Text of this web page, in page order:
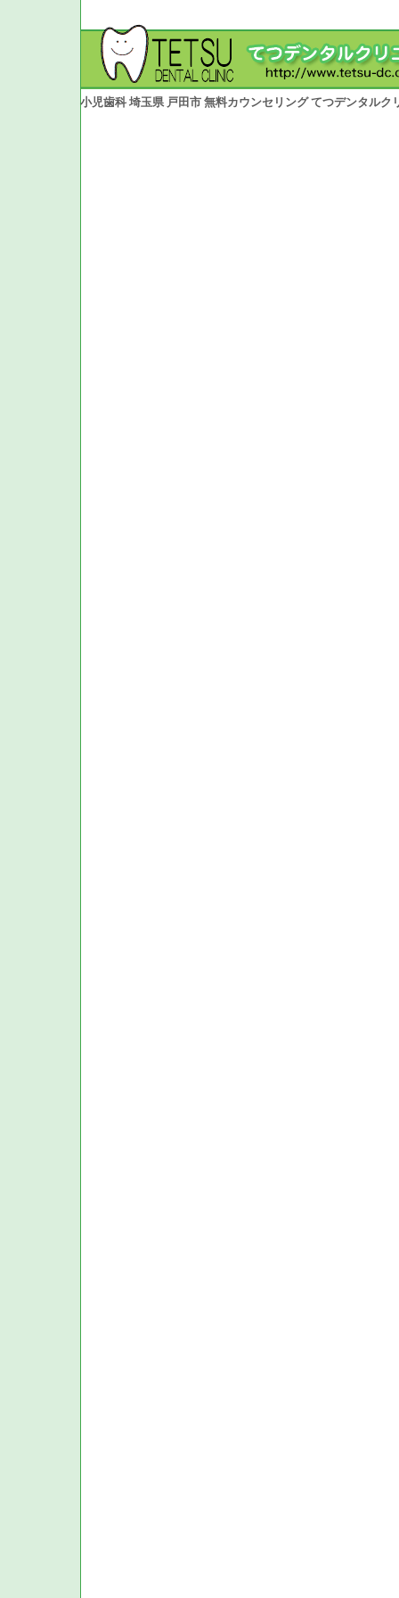
小児歯科 埼玉県 戸田市 無料カウンセリング てつデンタルク